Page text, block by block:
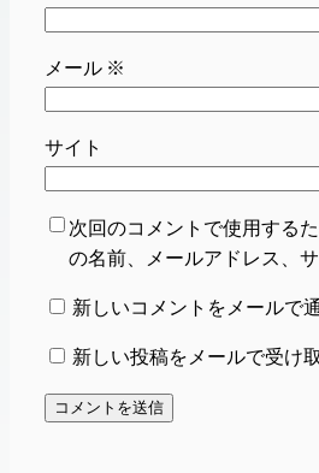
メール ※
サイト
次回のコメントで使用する
の名前、メールアドレス、サ
新しいコメントをメールで
新しい投稿をメールで受け